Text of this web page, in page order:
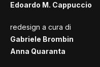
Edoardo M. Cappuccio
redesign a cura di
Gabriele Brombin
Anna Quaranta